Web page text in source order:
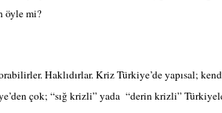
öyle mi?
Haklıdırlar. Kriz Türkiye’de yapısal;
çok; “sığ krizli” yada “derin krizli”